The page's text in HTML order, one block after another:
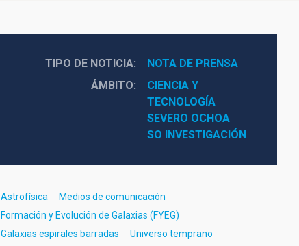
TIPO DE NOTICIA
NOTA DE PRENSA
ÁMBITO
CIENCIA Y
TECNOLOGÍA
SEVERO OCHOA
SO INVESTIGACIÓN
Astrofísica
Medios de comunicación
Formación y Evolución de Galaxias (FYEG)
Galaxias espirales barradas
Universo temprano